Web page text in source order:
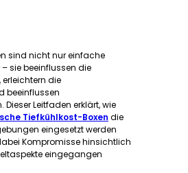
sind nicht nur einfache
sie beeinflussen die
die
beeinflussen
Leitfaden erklärt, wie
Tiefkühlkost-Boxen die
eingesetzt werden
Kompromisse hinsichtlich
eingegangen